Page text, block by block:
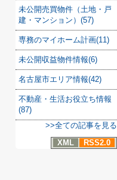
未公開売買物件（土地・戸
建・マンション）(57)
専務のマイホーム計画(11)
未公開収益物件情報(6)
名古屋市エリア情報(42)
不動産・生活お役立ち情報
(87)
>>全ての記事を見る
XML
RSS2.0